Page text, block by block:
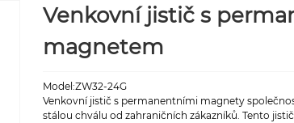
Venkovní jistič s
magnetem
Model:ZW32-24G
Venkovní jistič s permanentními magnety
stálou chválu od zahraničních zákazníků. Tento